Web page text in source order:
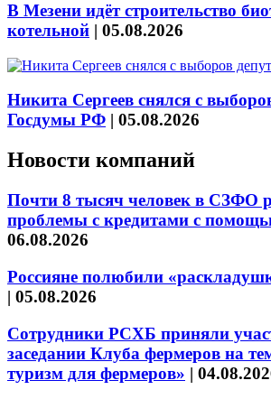
В Мезени идёт строительство
котельной | 05.08.2026
Никита Сергеев снялся с
Госдумы РФ | 05.08.2026
Новости компаний
Почти 8 тысяч человек в СЗФО
проблемы с кредитами с
06.08.2026
Россияне полюбили
| 05.08.2026
Сотрудники РСХБ приняли
заседании Клуба фермеров на
туризм для фермеров» |